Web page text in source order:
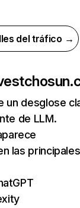
del tráfico →
un desglose
de LLM.
las principales